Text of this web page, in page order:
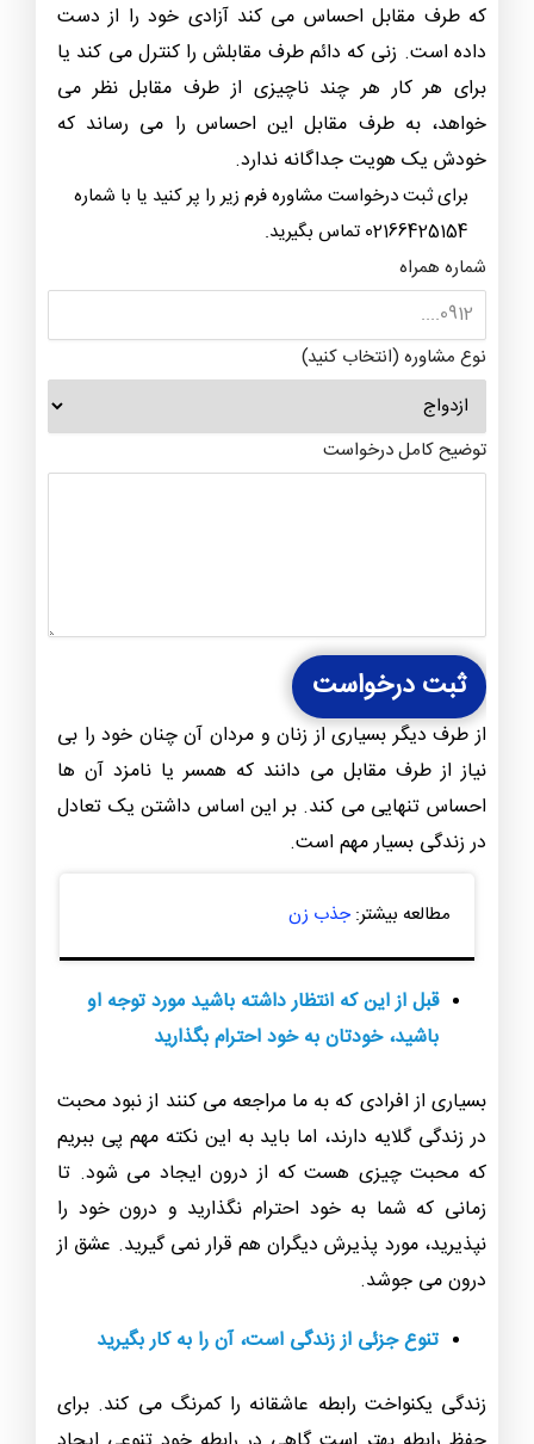
که طرف مقابل احساس می کند آزادی خود را از دست
داده است. زنی که دائم طرف مقابلش را کنترل می کند یا
برای هر کار هر چند ناچیزی از طرف مقابل نظر می
خواهد، به طرف مقابل این احساس را می رساند که
خودش یک هویت جداگانه ندارد.
برای ثبت درخواست مشاوره فرم زیر را پر کنید یا با شماره
02166425154 تماس بگیرید.
شماره همراه
نوع مشاوره (انتخاب کنید)
توضیح کامل درخواست
ثبت درخواست
از طرف دیگر بسیاری از زنان و مردان آن چنان خود را بی
نیاز از طرف مقابل می دانند که همسر یا نامزد آن ها
احساس تنهایی می کند. بر این اساس داشتن یک تعادل
در زندگی بسیار مهم است.
مطالعه بیشتر:جذب زن
قبل از این که انتظار داشته باشید مورد توجه او
باشید، خودتان به خود احترام بگذارید
بسیاری از افرادی که به ما مراجعه می کنند از نبود محبت
در زندگی گلایه دارند، اما باید به این نکته مهم پی ببریم
که محبت چیزی هست که از درون ایجاد می شود. تا
زمانی که شما به خود احترام نگذارید و درون خود را
نپذیرید، مورد پذیرش دیگران هم قرار نمی گیرید. عشق از
درون می جوشد.
تنوع جزئی از زندگی است، آن را به کار بگیرید
زندگی یکنواخت رابطه عاشقانه را کمرنگ می کند. برای